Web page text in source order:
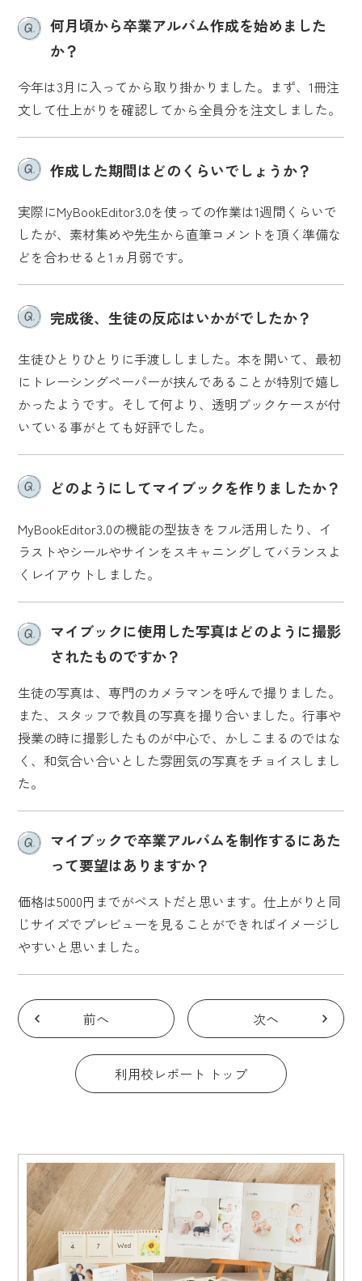
何月頃から卒業アルバム作成を始めました
か？
今年は3月に入ってから取り掛かりました。まず、1冊注
文して仕上がりを確認してから全員分を注文しました。
作成した期間はどのくらいでしょうか？
実際にMyBookEditor3.0を使っての作業は1週間くらいで
したが、素材集めや先生から直筆コメントを頂く準備な
どを合わせると1ヵ月弱です。
完成後、生徒の反応はいかがでしたか？
生徒ひとりひとりに手渡ししました。本を開いて、最初
にトレーシングペーパーが挟んであることが特別で嬉し
かったようです。そして何より、透明ブックケースが付
いている事がとても好評でした。
どのようにしてマイブックを作りましたか？
MyBookEditor3.0の機能の型抜きをフル活用したり、イ
ラストやシールやサインをスキャニングしてバランスよ
くレイアウトしました。
マイブックに使用した写真はどのように撮影
されたものですか？
生徒の写真は、専門のカメラマンを呼んで撮りました。
また、スタッフで教員の写真を撮り合いました。行事や
授業の時に撮影したものが中心で、かしこまるのではな
く、和気合い合いとした雰囲気の写真をチョイスしまし
た。
マイブックで卒業アルバムを制作するにあた
って要望はありますか？
価格は5000円までがベストだと思います。仕上がりと同
じサイズでプレビューを見ることができればイメージし
やすいと思いました。
前へ
利用校レポート トップ
次へ